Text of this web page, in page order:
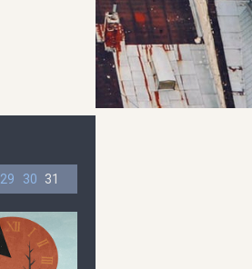
29 30 31